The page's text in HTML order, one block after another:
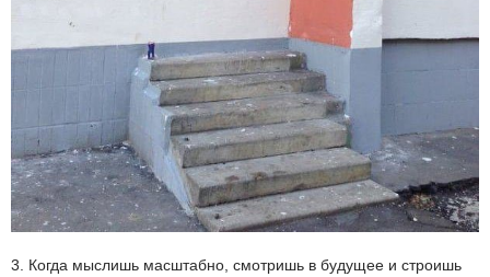
3. Когда мыслишь масштабно, смотришь в будущее и строишь